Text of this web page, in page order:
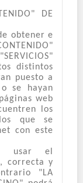
DE
obtener e
distintos
puesto a
se hayan
web
los
que se
con este
usar el
correcta y
"LA